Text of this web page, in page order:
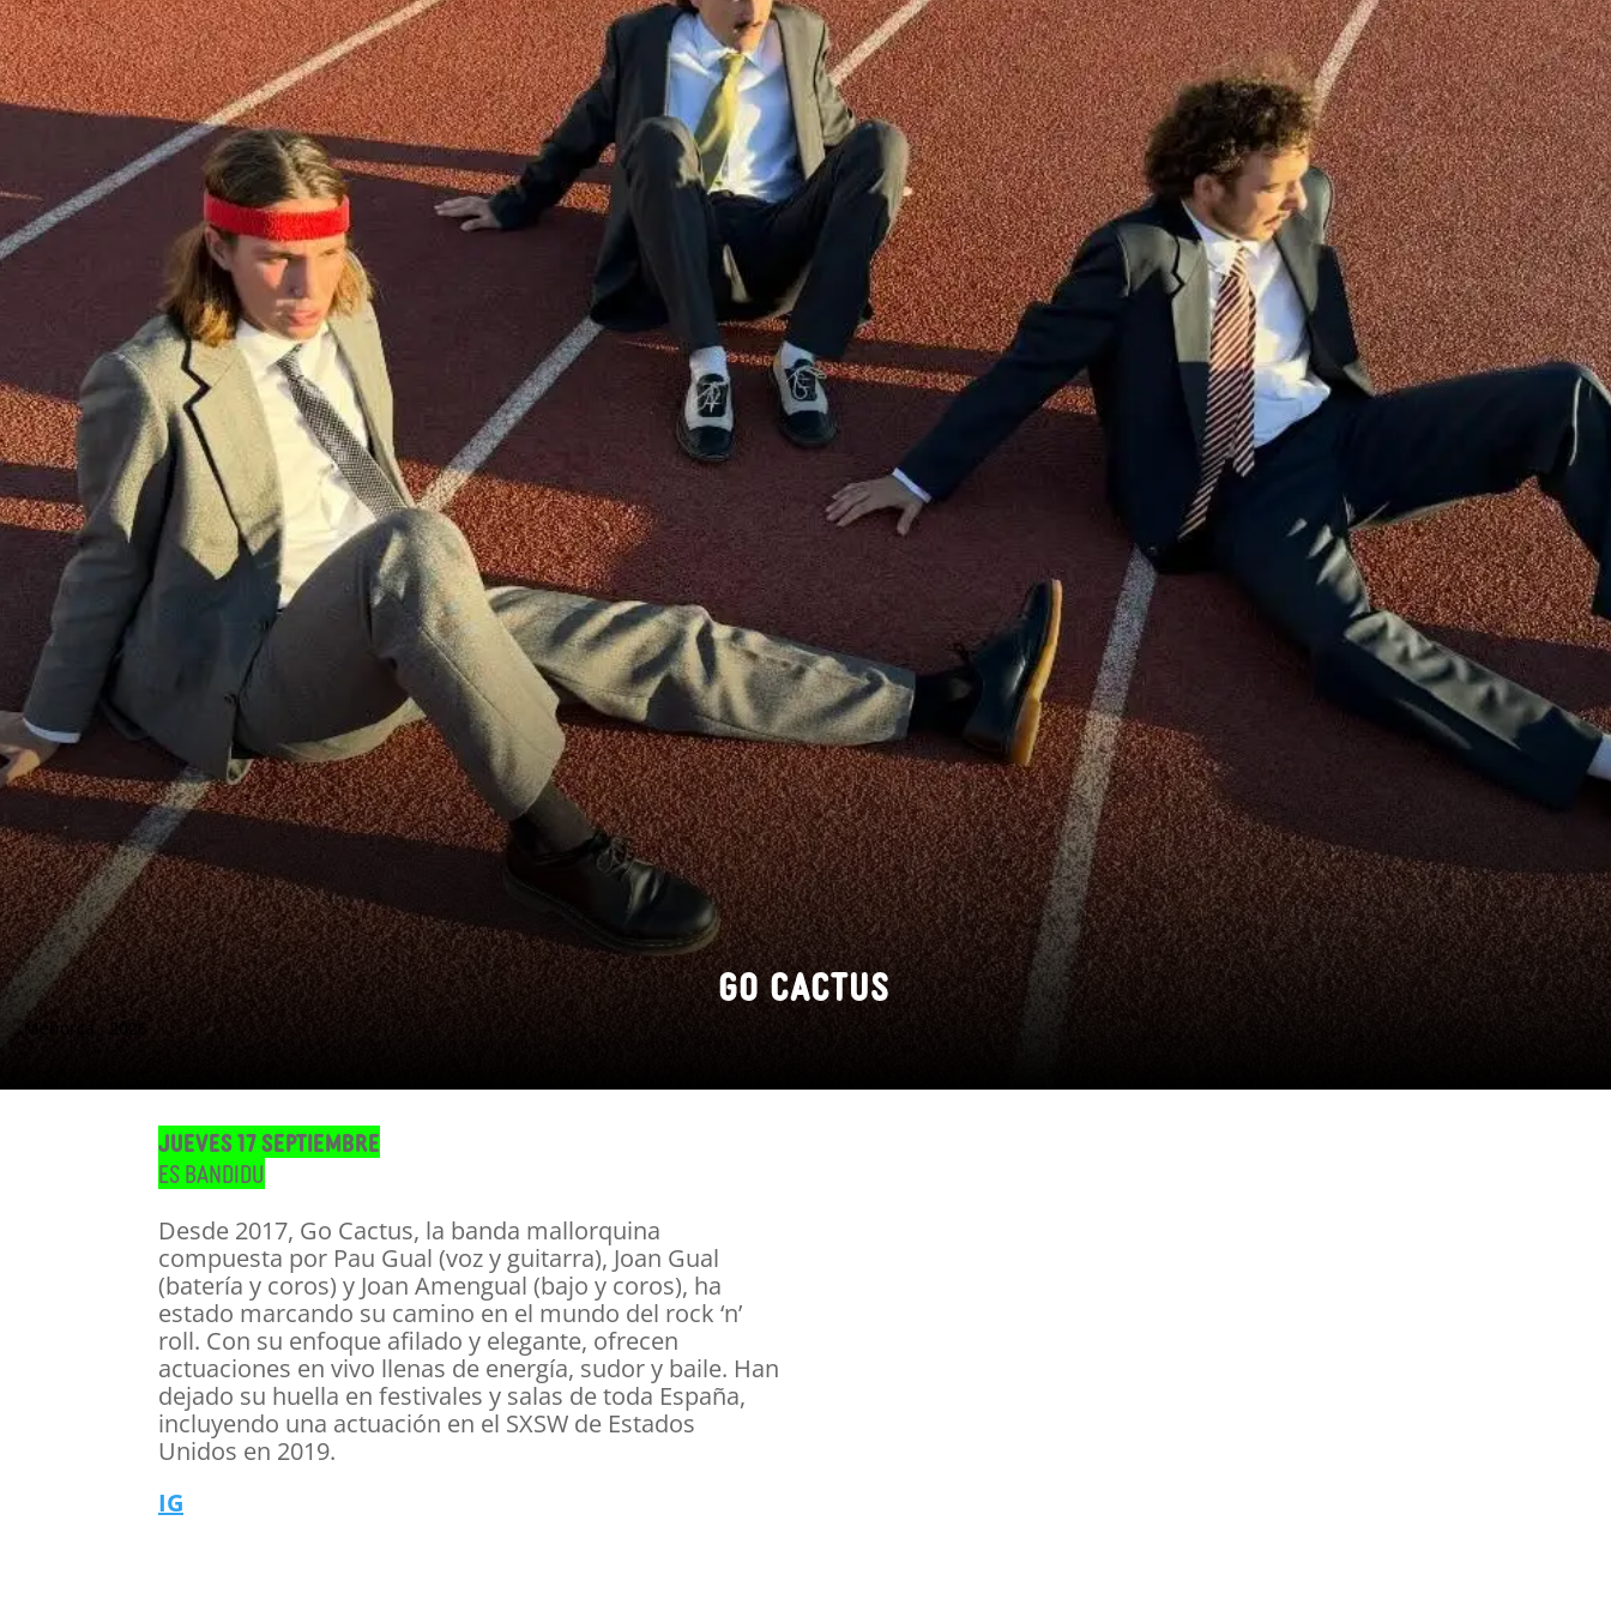
GO CACTUS
2026
Menorca
Jueves 17 septiembre
Es Bandidu
Desde 2017, Go Cactus, la banda mallorquina
compuesta por Pau Gual (voz y guitarra), Joan Gual
(batería y coros) y Joan Amengual (bajo y coros), ha
estado marcando su camino en el mundo del rock ‘n’
roll. Con su enfoque afilado y elegante, ofrecen
actuaciones en vivo llenas de energía, sudor y baile. Han
dejado su huella en festivales y salas de toda España,
incluyendo una actuación en el SXSW de Estados
Unidos en 2019.
IG